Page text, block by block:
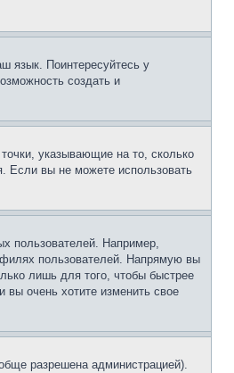
язык. Поинтересуйтесь у
создать и
указывающие на то, сколько
Если вы не можете использовать
пользователей. Например,
пользователей. Напрямую вы
лишь для того, чтобы быстрее
очень хотите изменить свое
разрешена администрацией).